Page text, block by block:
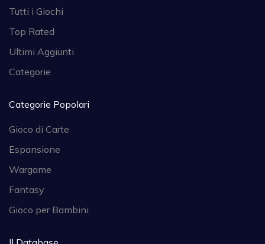
Tutti i Giochi
Top Rated
Ultimi Aggiunti
Categorie
Categorie Popolari
Gioco di Carte
Espansione
Wargame
Fantasy
Gioco per Bambini